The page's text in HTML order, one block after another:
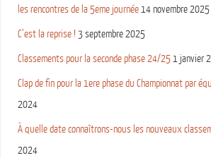
les rencontres de la 5eme journée14 novembre 2025
C’est la reprise ! 3 septembre 2025
Classements pour la seconde phase 24/251 janvier
Clap de fin pour la 1ere phase du Championnat par
2024
À quelle date connaîtrons-nous les nouveaux
2024